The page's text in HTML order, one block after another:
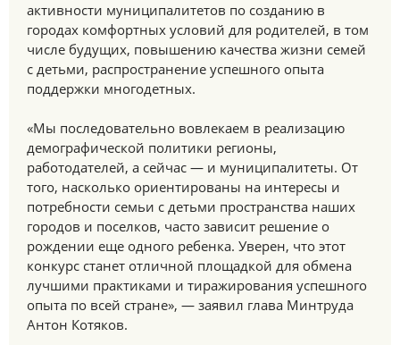
активности муниципалитетов по созданию в
городах комфортных условий для родителей, в том
числе будущих, повышению качества жизни семей
с детьми, распространение успешного опыта
поддержки многодетных.
«Мы последовательно вовлекаем в реализацию
демографической политики регионы,
работодателей, а сейчас — и муниципалитеты. От
того, насколько ориентированы на интересы и
потребности семьи с детьми пространства наших
городов и поселков, часто зависит решение о
рождении еще одного ребенка. Уверен, что этот
конкурс станет отличной площадкой для обмена
лучшими практиками и тиражирования успешного
опыта по всей стране», — заявил глава Минтруда
Антон Котяков.